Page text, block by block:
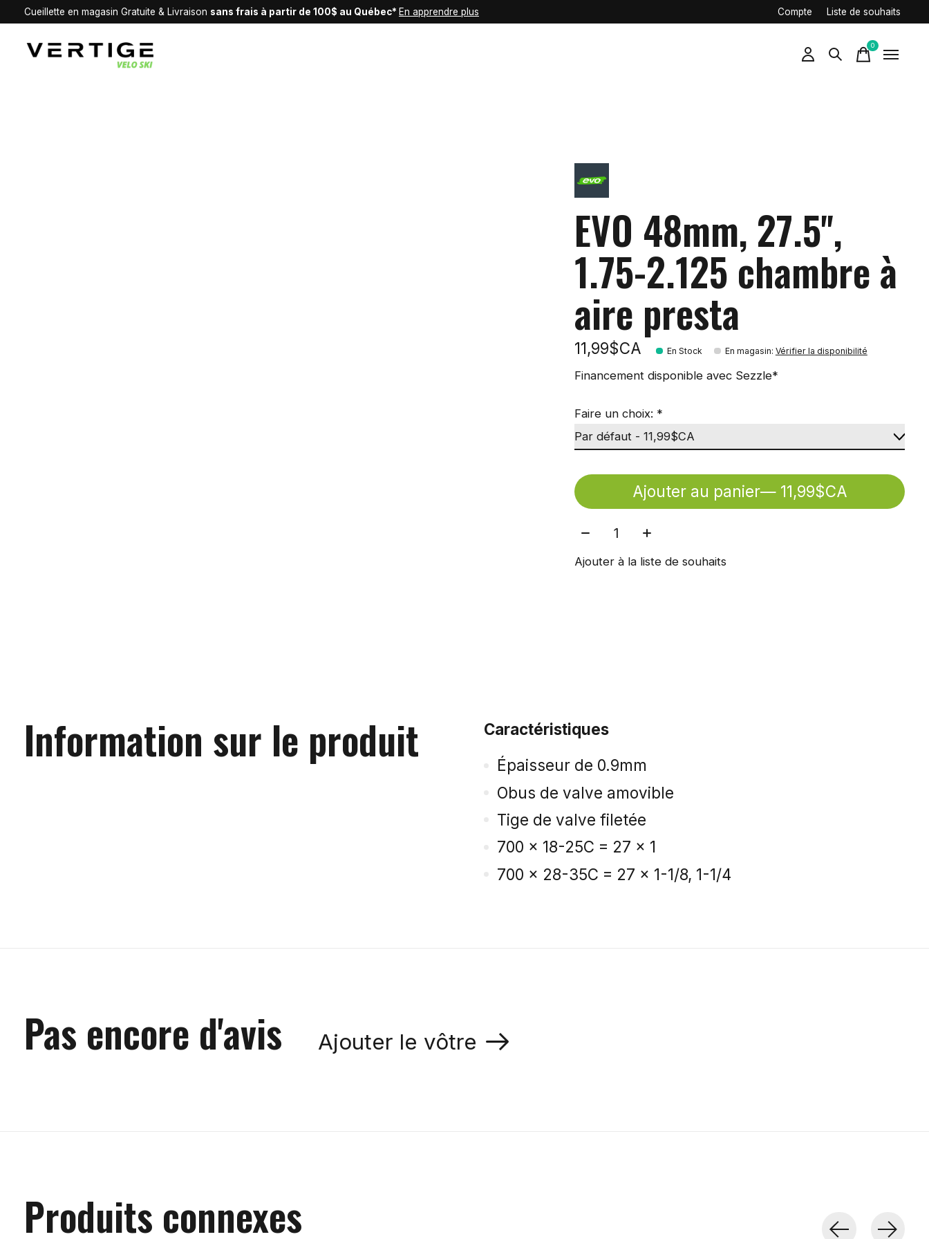
Cueillette en magasin Gratuite & Livraison sans frais à partir de 100$ au Québec* En apprendre plus Compte Liste de souhaits
0items
EVO 48mm, 27.5'',
1.75-2.125 chambre à
aire presta
11,99$CA En Stock En magasin: Vérifier la disponibilité
Financement disponible avec Sezzle*
Faire un choix: *
Ajouter au panier
— 11,99$CA
Quantité:
Ajouter à la liste de souhaits
Information sur le produit
Caractéristiques
Épaisseur de 0.9mm
Obus de valve amovible
Tige de valve filetée
700 x 18-25C = 27 x 1
700 x 28-35C = 27 x 1-1/8, 1-1/4
Pas encore d'avis Ajouter le vôtre
Produits connexes